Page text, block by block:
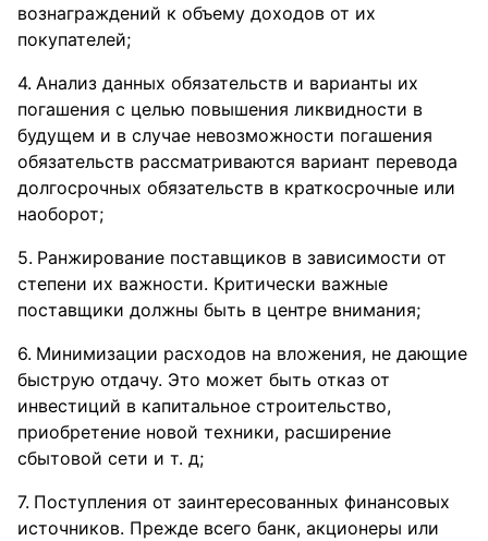
вознаграждений к объему доходов от их
покупателей;
Анализ данных обязательств и варианты их
погашения с целью повышения ликвидности в
будущем и в случае невозможности погашения
обязательств рассматриваются вариант перевода
долгосрочных обязательств в краткосрочные или
наоборот;
Ранжирование поставщиков в зависимости от
степени их важности. Критически важные
поставщики должны быть в центре внимания;
Минимизации расходов на вложения, не дающие
быструю отдачу. Это может быть отказ от
инвестиций в капитальное строительство,
приобретение новой техники, расширение
сбытовой сети и т. д;
Поступления от заинтересованных финансовых
источников. Прежде всего банк, акционеры или